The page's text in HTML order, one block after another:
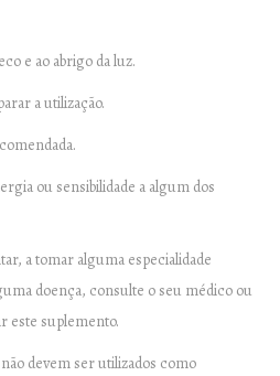
e ao abrigo da luz.
a utilização.
ou sensibilidade a algum dos
a tomar alguma especialidade
doença, consulte o seu médico ou
este suplemento.
devem ser utilizados como